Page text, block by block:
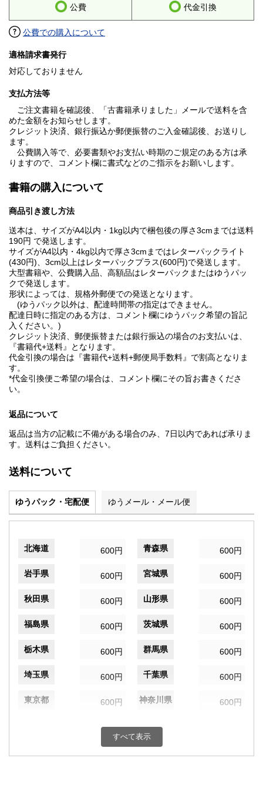
公費 代金引換
公費での購入について
適格請求書発行
対応しておりません
支払方法等
ご注文書籍を確認後、「古書籍承りました」メールで送料を含
めた金額をお知らせします。
クレジット決済、銀行振込か郵便振替のご入金確認後、お送りし
ます。
公費購入等で、必要書類やお支払い時期のご規定のある方は承
りますので、コメント欄に書式などのご指示をお願いします。
書籍の購入について
商品引き渡し方法
送本は、サイズがA4以内・1kg以内で梱包後の厚さ3cmまでは送料
190円 で発送します。
サイズがA4以内・4kg以内で厚さ3cmまではレターパックライト
(430円)、3cm以上はレターパックプラス(600円)で発送します。
大型書籍や、公費購入品、高額品はレターパックまたはゆうパッ
クで発送します。
形状によっては、規格外郵便での発送となります。
(ゆうパック以外は、配達時間帯の指定はできません。
配達日時に指定のある方は、コメント欄にゆうパック希望の旨記
入ください。)
クレジット決済、郵便振替または銀行振込の場合のお支払いは、
『書籍代+送料』となります。
代金引換の場合は『書籍代+送料+郵便局手数料』で割高となりま
す。
*代金引換便ご希望の場合は、コメント欄にその旨お書きくださ
い。
返品について
返品は当方の記載に不備がある場合のみ、7日以内であれば承りま
す。送料はご負担ください。
送料について
ゆうパック・宅配便 ゆうメール・メール便
北海道 600円 青森県 600円
岩手県 600円 宮城県 600円
秋田県 600円 山形県 600円
福島県 600円 茨城県 600円
栃木県 600円 群馬県 600円
埼玉県 600円 千葉県 600円
東京都 600円 神奈川県 600円
600円 富山県
すべて表示